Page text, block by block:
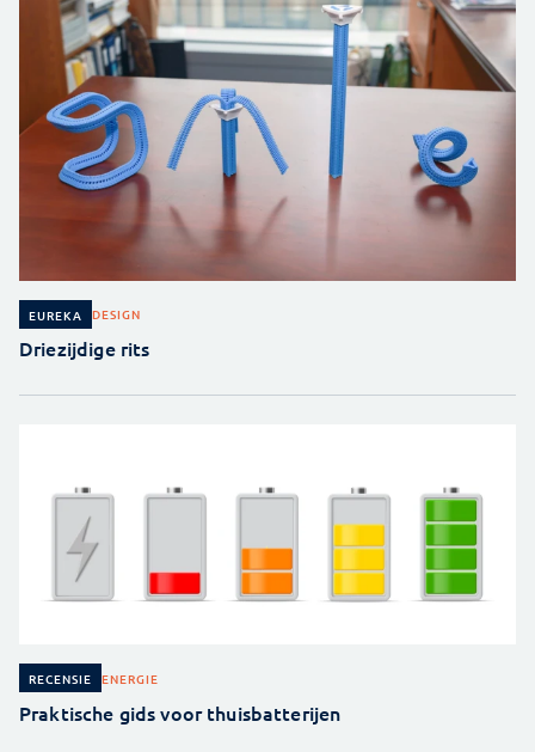
EUREKA DESIGN
Driezijdige rits
RECENSIE ENERGIE
Praktische gids voor thuisbatterijen